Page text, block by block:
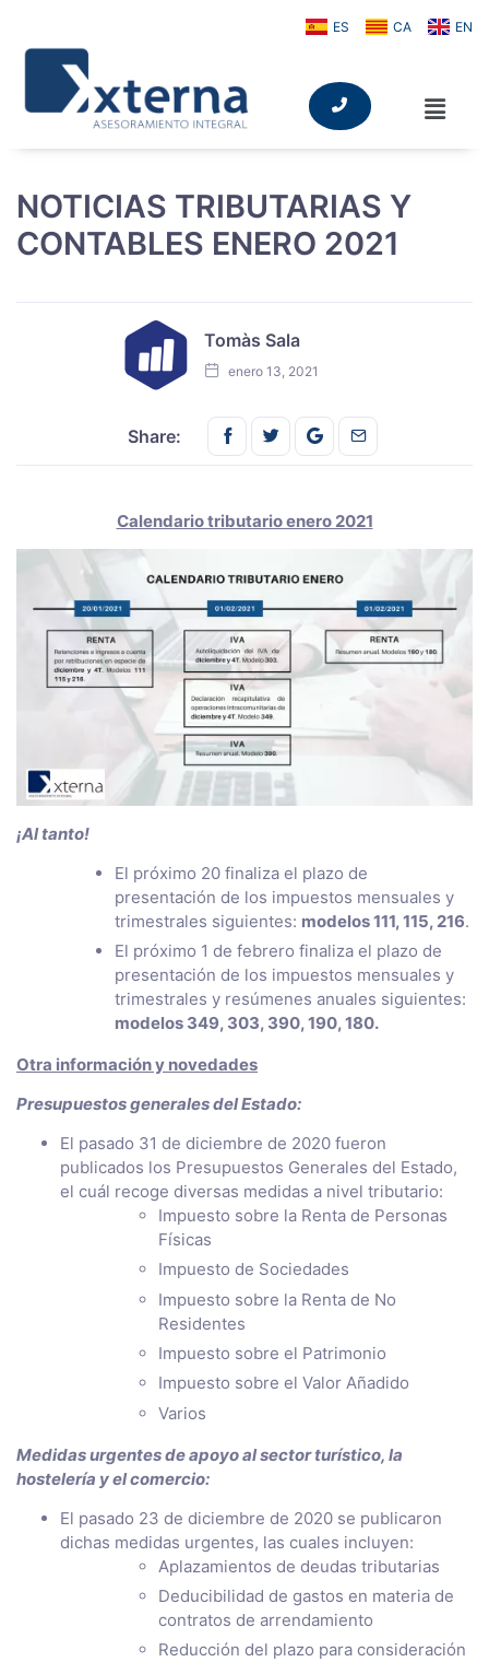
ES CA EN
NOTICIAS TRIBUTARIAS Y
CONTABLES ENERO 2021
Tomàs Sala
enero 13, 2021
Share: Share this on FaceBook
Share this on Twitter
Share this on GMail
Share this on
Calendario tributario enero 2021
¡Al tanto!
El próximo 20 finaliza el plazo de
presentación de los impuestos mensuales y
trimestrales siguientes: modelos 111, 115, 216.
El próximo 1 de febrero finaliza el plazo de
presentación de los impuestos mensuales y
trimestrales y resúmenes anuales siguientes:
modelos 349, 303, 390, 190, 180.
Otra información y novedades
Presupuestos generales del Estado:
El pasado 31 de diciembre de 2020 fueron
publicados los Presupuestos Generales del Estado,
el cuál recoge diversas medidas a nivel tributario:
Impuesto sobre la Renta de Personas
Físicas
Impuesto de Sociedades
Impuesto sobre la Renta de No
Residentes
Impuesto sobre el Patrimonio
Impuesto sobre el Valor Añadido
Varios
Medidas urgentes de apoyo al sector turístico, la
hostelería y el comercio:
El pasado 23 de diciembre de 2020 se publicaron
dichas medidas urgentes, las cuales incluyen:
Aplazamientos de deudas tributarias
Deducibilidad de gastos en materia de
contratos de arrendamiento
Reducción del plazo para consideración